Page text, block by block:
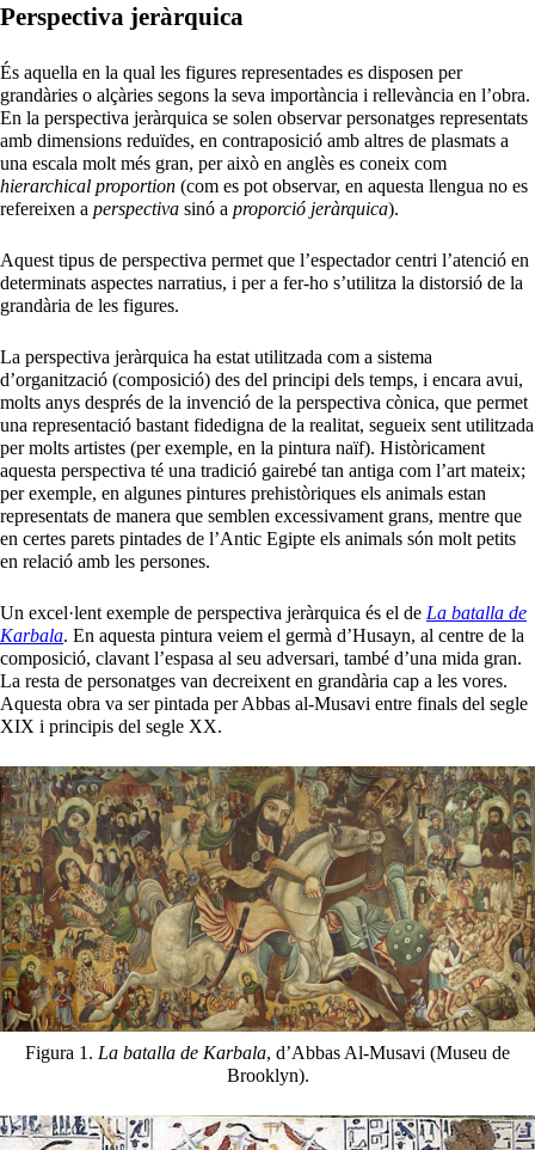
Perspectiva jeràrquica
És aquella en la qual les figures representades es disposen per
grandàries o alçàries segons la seva importància i rellevància en l’obra.
En la perspectiva jeràrquica se solen observar personatges representats
amb dimensions reduïdes, en contraposició amb altres de plasmats a
una escala molt més gran, per això en anglès es coneix com
hierarchical proportion (com es pot observar, en aquesta llengua no es
refereixen a perspectiva sinó a proporció jeràrquica).
Aquest tipus de perspectiva permet que l’espectador centri l’atenció en
determinats aspectes narratius, i per a fer-ho s’utilitza la distorsió de la
grandària de les figures.
La perspectiva jeràrquica ha estat utilitzada com a sistema
d’organització (composició) des del principi dels temps, i encara avui,
molts anys després de la invenció de la perspectiva cònica, que permet
una representació bastant fidedigna de la realitat, segueix sent utilitzada
per molts artistes (per exemple, en la pintura naïf). Històricament
aquesta perspectiva té una tradició gairebé tan antiga com l’art mateix;
per exemple, en algunes pintures prehistòriques els animals estan
representats de manera que semblen excessivament grans, mentre que
en certes parets pintades de l’Antic Egipte els animals són molt petits
en relació amb les persones.
Un excel·lent exemple de perspectiva jeràrquica és el de La batalla de
Karbala. En aquesta pintura veiem el germà d’Husayn, al centre de la
composició, clavant l’espasa al seu adversari, també d’una mida gran.
La resta de personatges van decreixent en grandària cap a les vores.
Aquesta obra va ser pintada per Abbas al-Musavi entre finals del segle
XIX i principis del segle XX.
Figura 1. La batalla de Karbala, d’Abbas Al-Musavi (Museu de
Brooklyn).